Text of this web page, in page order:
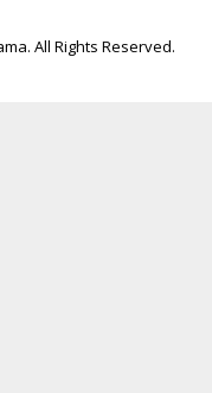
All Rights Reserved.